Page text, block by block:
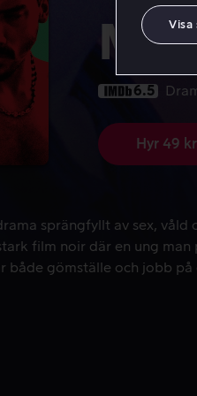
6.5
Hyr 49 kr
sprängfyllt av sex,
sprängfyllt av sex, våld
film noir där en ung
både gömställe och jobb på
Visa